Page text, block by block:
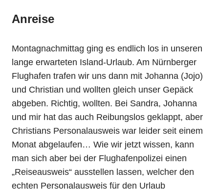
Anreise
Montagnachmittag ging es endlich los in unseren
lange erwarteten Island-Urlaub. Am Nürnberger
Flughafen trafen wir uns dann mit Johanna (Jojo)
und Christian und wollten gleich unser Gepäck
abgeben. Richtig, wollten. Bei Sandra, Johanna
und mir hat das auch Reibungslos geklappt, aber
Christians Personalausweis war leider seit einem
Monat abgelaufen… Wie wir jetzt wissen, kann
man sich aber bei der Flughafenpolizei einen
„Reiseausweis“ ausstellen lassen, welcher den
echten Personalausweis für den Urlaub